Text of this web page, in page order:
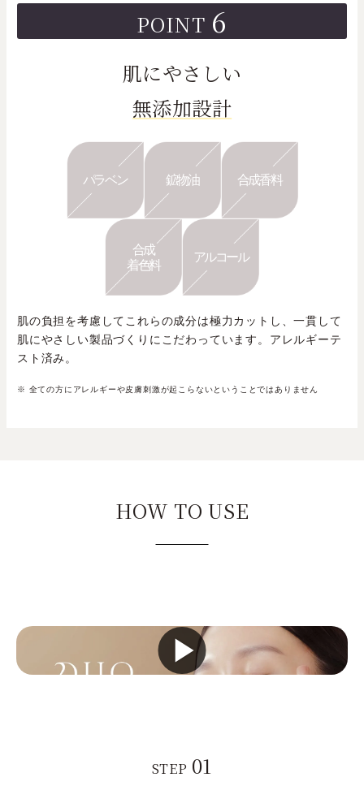
POINT 6
肌にやさしい
無添加設計
パラベン 鉱物油 合成香料
合成
着色料
アルコール
肌の負担を考慮してこれらの成分は極力カットし、一貫して
肌にやさしい製品づくりにこだわっています。アレルギーテ
スト済み。
※ 全ての方にアレルギーや皮膚刺激が起こらないということではありません
HOW TO USE
STEP 01